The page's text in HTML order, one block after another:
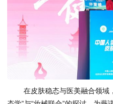
在皮肤稳态与医美融合领域